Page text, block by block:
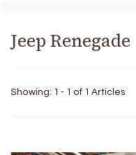
Jeep Renegade
Showing: 1 - 1 of 1 Articles